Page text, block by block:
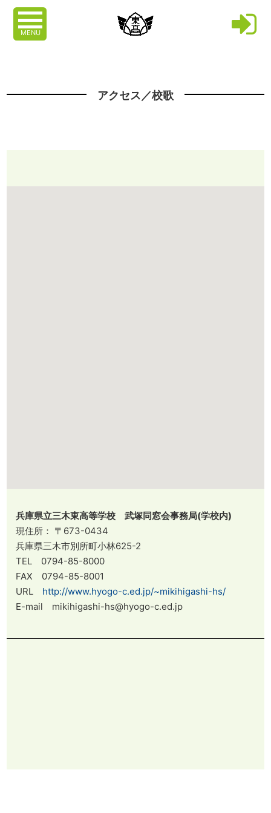
MENU
アクセス／校歌
兵庫県立三木東高等学校 武塚同窓会事務局(学校内)
現住所： 〒673-0434
兵庫県三木市別所町小林625-2
TEL 0794-85-8000
FAX 0794-85-8001
URL http://www.hyogo-c.ed.jp/~mikihigashi-hs/
E-mail mikihigashi-hs@hyogo-c.ed.jp